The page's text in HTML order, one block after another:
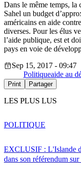
Dans le même temps, la
Sahel un budget
américains en aide
diverses. Pour les élus
l’aide publique, est et
pays en voie de
Sep 15, 2017 - 09:47
Politiqueaide au
Print Partager
LES PLUS LUS
EXCLUSIF : L'Islande
dans son référendum
POLITIQUE